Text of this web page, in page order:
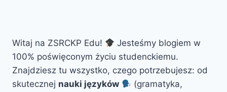
Witaj na ZSRCKP Edu!
Jesteśmy blogiem w
100% poświęconym życiu studenckiemu.
Znajdziesz tu wszystko, czego potrzebujesz: od
skutecznej nauki języków
(gramatyka,